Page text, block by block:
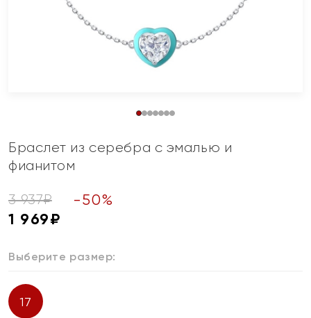
Браслет из серебра с эмалью и
фианитом
3 937₽ -50%
1 969₽
Выберите размер:
17